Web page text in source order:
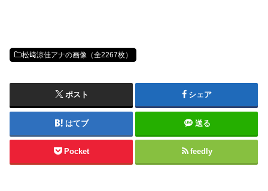
松﨑涼佳アナの画像（全2267枚）
ポスト シェア
はてブ 送る
Pocket feedly